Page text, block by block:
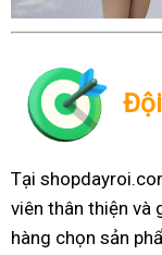
Tại
viên thân thiện và
hàng chọn sản